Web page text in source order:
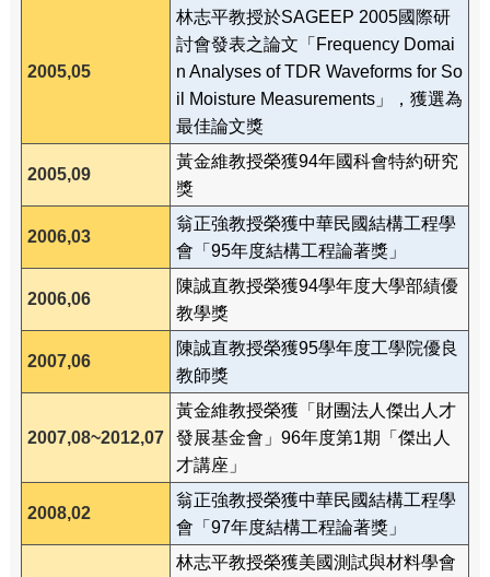
2005,05
林志平教授於SAGEEP 2005國際研
討會發表之論文「Frequency Domai
n Analyses of TDR Waveforms for So
il Moisture Measurements」，獲選為
最佳論文獎
2005,09
黃金維教授榮獲94年國科會特約研究
獎
2006,03
翁正強教授榮獲中華民國結構工程學
會「95年度結構工程論著獎」
2006,06
陳誠直教授榮獲94學年度大學部績優
教學獎
2007,06
陳誠直教授榮獲95學年度工學院優良
教師獎
2007,08~2012,07
黃金維教授榮獲「財團法人傑出人才
發展基金會」96年度第1期「傑出人
才講座」
2008,02
翁正強教授榮獲中華民國結構工程學
會「97年度結構工程論著獎」
林志平教授榮獲美國測試與材料學會